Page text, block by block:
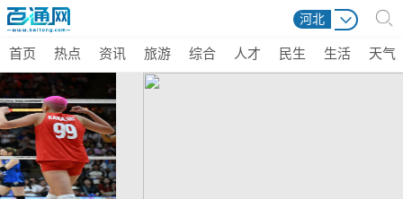
河北
首页 热点 资讯 旅游 综合 人才 民生 生活 天气